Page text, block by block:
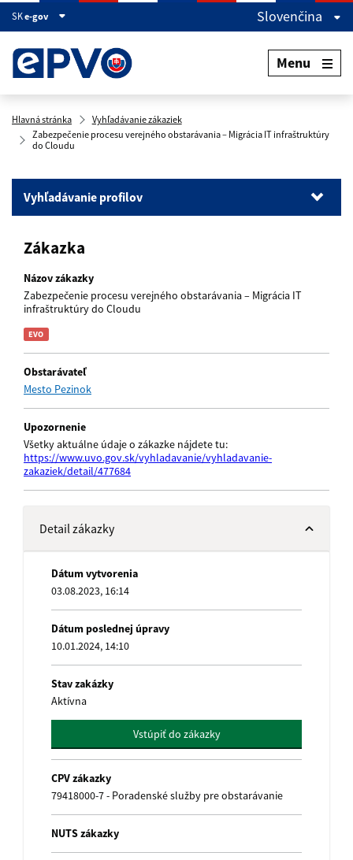
SKe-gov Slovenčina
Menu
Hlavná stránka
Vyhľadávanie zákaziek
Zabezpečenie procesu verejného obstarávania – Migrácia IT infraštruktúry
do Cloudu
Vyhľadávanie profilov
Vyhľadávanie zákaziek
Zákazka
Názov zákazky
Zabezpečenie procesu verejného obstarávania – Migrácia IT
infraštruktúry do Cloudu
name
Obstarávateľ
Mesto Pezinok
Upozornenie
Všetky aktuálne údaje o zákazke nájdete tu:
https://www.uvo.gov.sk/vyhladavanie/vyhladavanie-
zakaziek/detail/477684
Detail zákazky
Dátum vytvorenia
03.08.2023, 16:14
Dátum poslednej úpravy
10.01.2024, 14:10
Stav zakázky
Aktívna
Vstúpiť do zákazkyname
CPV zákazky
79418000-7 - Poradenské služby pre obstarávanie
NUTS zákazky